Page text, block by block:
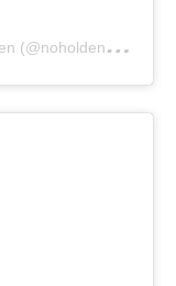
E
en bericht gedeeld door Amanda Holden (@noholdenback)